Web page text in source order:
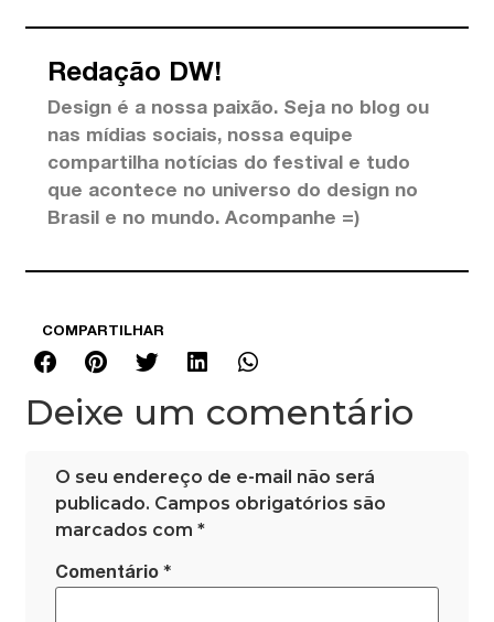
Redação DW!
Design é a nossa paixão. Seja no blog ou
nas mídias sociais, nossa equipe
compartilha notícias do festival e tudo
que acontece no universo do design no
Brasil e no mundo. Acompanhe =)
COMPARTILHAR
Deixe um comentário
O seu endereço de e-mail não será
publicado. Campos obrigatórios são
marcados com*
Comentário*